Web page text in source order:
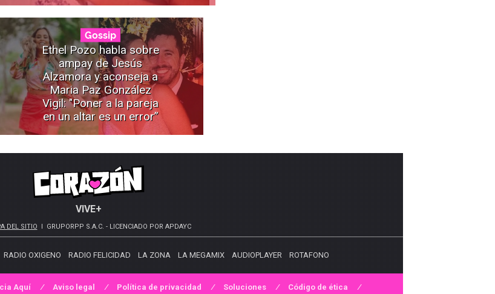
Gossip
Ethel Pozo habla sobre
ampay de Jesús
Alzamora y aconseja a
Maria Paz González
Vigil: "Poner a la pareja
en un altar es un error”
VIVE+
DEL SITIO GRUPORPP S.A.C. - LICENCIADO POR APDAYC
RADIO OXIGENO RADIO FELICIDAD LA ZONA LA MEGAMIX AUDIOPLAYER ROTAFONO
Aquí Aviso legal Política de privacidad Soluciones Código de ética